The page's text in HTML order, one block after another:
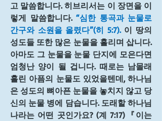
고 말씀합니다. 히브리서는 이 장면을 이
렇게 말씀합니다. “심한 통곡과 눈물로
간구와 소원을 올렸다”(히 5:7). 이 땅의
성도들 또한 많은 눈물을 흘리며 삽니다.
아마도 그 눈물을 눈물 단지에 모은다면
엄청난 양이 될 겁니다. 때로는 남몰래
흘린 아픔의 눈물도 있었을텐데, 하나님
은 성도의 뼈아픈 눈물을 놓치지 않고 당
신의 눈물 병에 담습니다. 도래할 하나님
나라는 어떤 곳인가요? (계 7:17)『이는